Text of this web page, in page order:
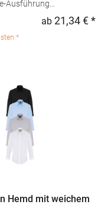
Premier Clothing
ab 21,34 € *
*
Hemd mit weichem